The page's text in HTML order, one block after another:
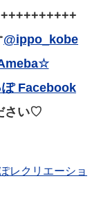
@ippo_kobe
ぽ Facebook
さい♡
レクリエーショ